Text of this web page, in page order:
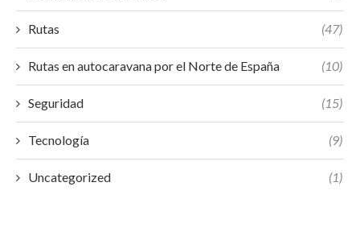
Rutas (47)
Rutas en autocaravana por el Norte de España (10)
Seguridad (15)
Tecnología (9)
Uncategorized (1)